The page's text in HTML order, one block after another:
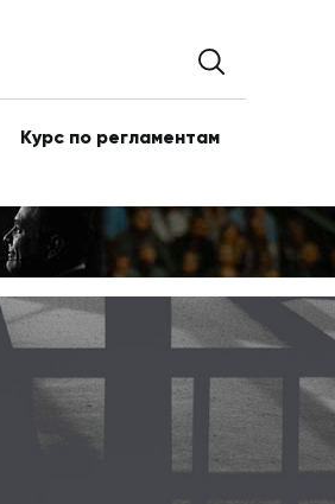
Курс по регламентам